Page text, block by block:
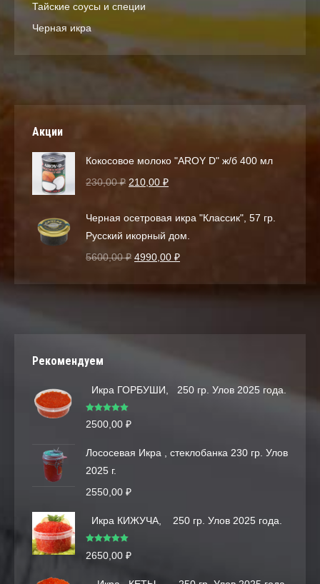
Тайские соусы и специи
Черная икра
Акции
Кокосовое молоко "AROY D" ж/б 400 мл
230,00₽ 210,00 ₽
Черная осетровая икра "Классик", 57 гр.
Русский икорный дом.
5600,00₽ 4990,00 ₽
Рекомендуем
Икра ГОРБУШИ, 250 гр. Улов 2025 года.
Оценка 5.00
из 5
2500,00 ₽
Лососевая Икра , стеклобанка 230 гр. Улов
2025 г.
2550,00 ₽
Икра КИЖУЧА, 250 гр. Улов 2025 года.
из 5
2650,00 ₽